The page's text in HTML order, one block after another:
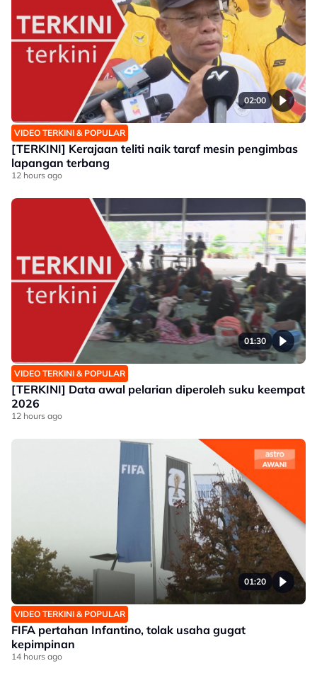
02:00
VIDEO TERKINI & POPULAR
[TERKINI] Kerajaan teliti naik taraf mesin pengimbas
lapangan terbang
12 hours ago
01:30
VIDEO TERKINI & POPULAR
[TERKINI] Data awal pelarian diperoleh suku keempat
2026
12 hours ago
01:20
VIDEO TERKINI & POPULAR
FIFA pertahan Infantino, tolak usaha gugat
kepimpinan
14 hours ago